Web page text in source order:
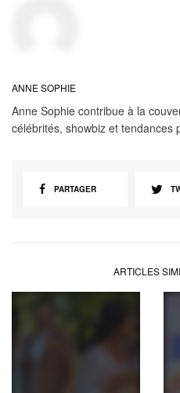
ANNE SOPHIE
Anne Sophie contribue à la
célébrités, showbiz et tendances
PARTAGER
ARTICLES